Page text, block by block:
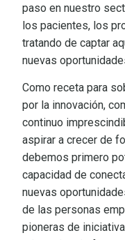
paso en nuestro
los pacientes, los
tratando de captar
nuevas
Como receta para
por la innovación,
continuo
aspirar a crecer de
debemos primero
capacidad de
nuevas
de las personas
pioneras de